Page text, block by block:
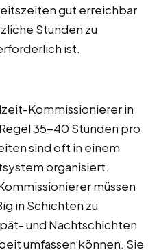
gut erreichbar
Stunden zu
ist.
Kommissionierer in
35-40 Stunden pro
sind oft in einem
organisiert.
müssen
in Schichten zu
und Nachtschichten
umfassen können. Sie